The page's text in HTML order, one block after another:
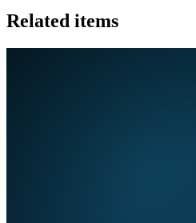
Related items